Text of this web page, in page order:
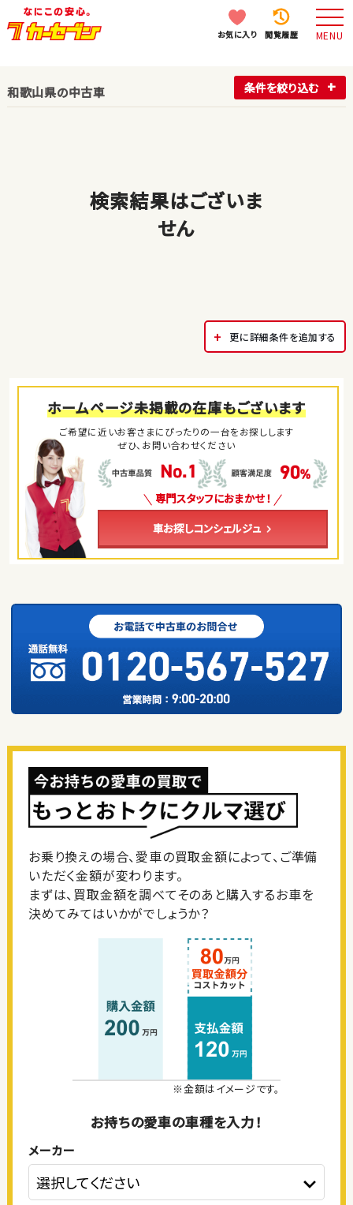
お気に入り 閲覧履歴 MENU
和歌山県の中古車 条件を絞り込む
検索結果はございま
せん
更に詳細条件を追加する
ホームページ未掲載の在庫もございます
ご希望に近いお客さまにぴったりの一台をお探しします
ぜひ、お問い合わせください
専門スタッフにおまかせ！
車お探しコンシェルジュ
お乗り換えの場合、愛車の買取金額によって、ご準備
いただく金額が変わります。
まずは、買取金額を調べてそのあと購入するお車を
決めてみてはいかがでしょうか？
※金額はイメージです。
お持ちの愛車の車種を入力！
メーカー